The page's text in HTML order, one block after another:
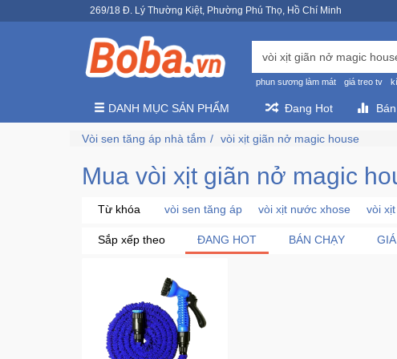
269/18 Đ. Lý Thường Kiệt, Phường Phú Thọ, Hồ Chí Minh
phun sương làm mát giá treo tv
DANH MỤC SẢN PHẨM Đang Hot
Vòi sen tăng áp nhà tắm vòi xịt giãn nở magic house
Mua vòi xịt giãn nở magic
Từ khóa vòi sen tăng áp vòi xịt nước xhose vòi
Sắp xếp theo ĐANG HOT BÁN CHẠY